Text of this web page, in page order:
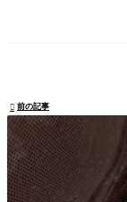
 前の記事